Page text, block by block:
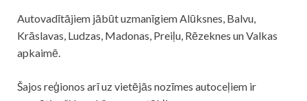
Autovadītājiem jābūt uzmanīgiem Alūksnes, Balvu,
Krāslavas, Ludzas, Madonas, Preiļu, Rēzeknes un Valkas
apkaimē.
Šajos reģionos arī uz vietējās nozīmes autoceļiem ir